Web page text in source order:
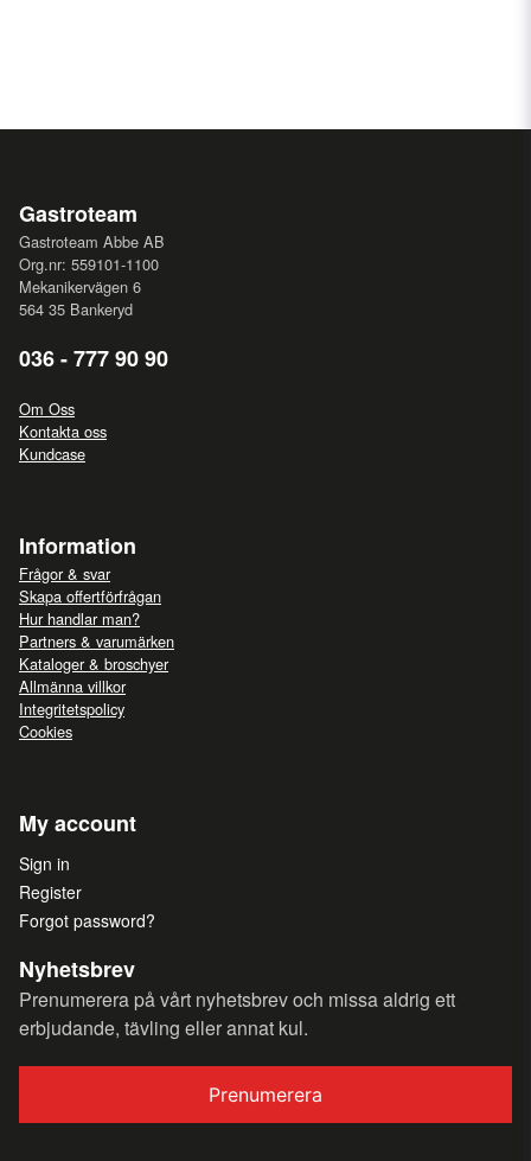
Gastroteam
Gastroteam Abbe AB
Org.nr: 559101-1100
Mekanikervägen 6
564 35 Bankeryd
036 - 777 90 90
Om Oss
Kontakta oss
Kundcase
Information
Frågor & svar
Skapa offertförfrågan
Hur handlar man?
Partners & varumärken
Kataloger & broschyer
Allmänna villkor
Integritetspolicy
Cookies
My account
Sign in
Register
Forgot password?
Nyhetsbrev
Prenumerera på vårt nyhetsbrev och missa aldrig ett
erbjudande, tävling eller annat kul.
Prenumerera